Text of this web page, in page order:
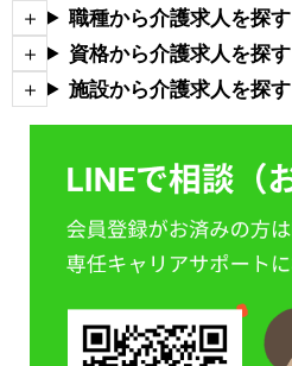
職種から介護求人を探す
資格から介護求人を探す
施設から介護求人を探す